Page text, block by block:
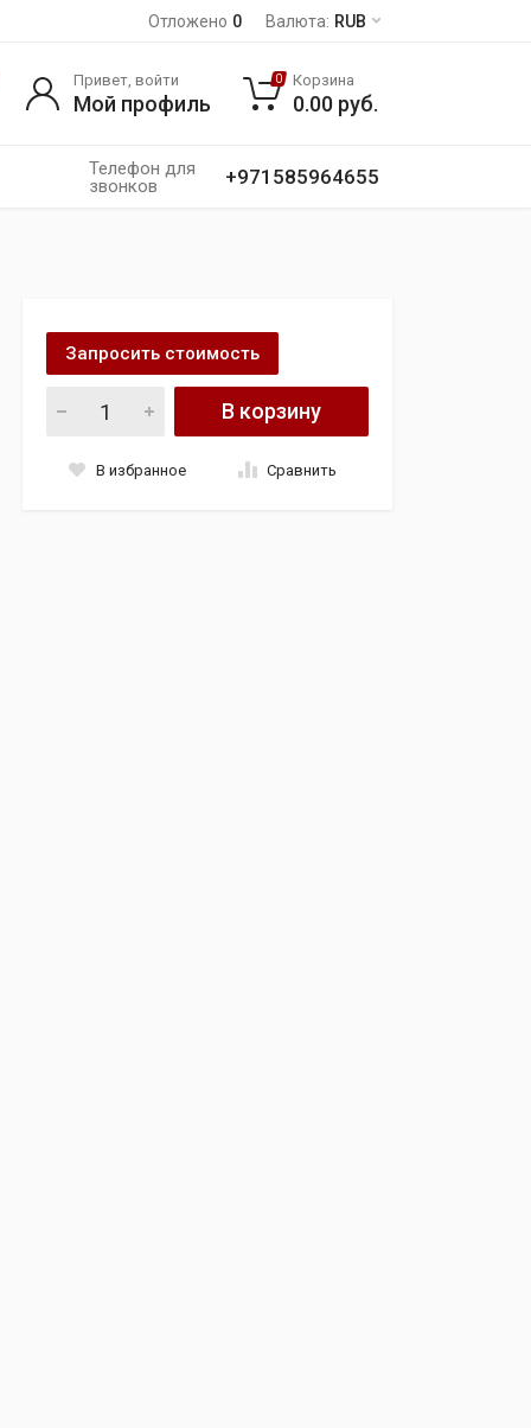
Отложено 0 Валюта: RUB
Телефон для
звонков
+971585964655
Привет, войти
Мой профиль
0 Корзина
0.00 руб.
Запросить стоимость
Переднее сиденье для AUDI Q7 C4 2021 quantity
В корзину
В избранное Сравнить